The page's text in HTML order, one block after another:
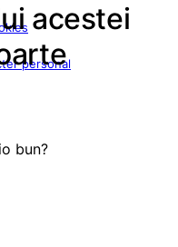
personal
acestei